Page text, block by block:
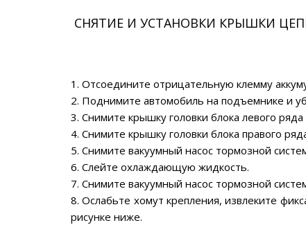
СНЯТИЕ И УСТАНОВКИ КРЫШКИ
1. Отсоедините отрицательную клемму
2. Поднимите автомобиль на подъемнике и
3. Снимите крышку головки блока левого
4. Снимите крышку головки блока правого
5. Снимите вакуумный насос тормозной
6. Слейте охлаждающую жидкость.
7. Снимите вакуумный насос тормозной
8. Ослабьте хомут крепления, извлеките
рисунке ниже.